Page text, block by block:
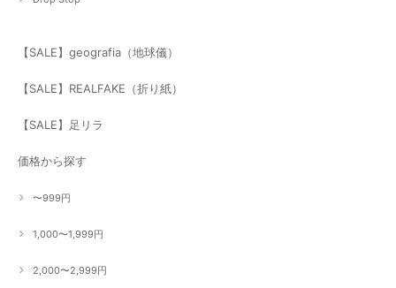
【SALE】geografia（地球儀）
【SALE】REALFAKE（折り紙）
【SALE】足リラ
価格から探す
〜999円
1,000〜1,999円
2,000〜2,999円